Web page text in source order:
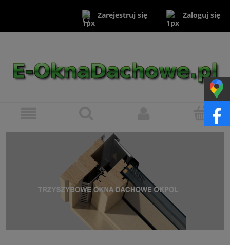
Zarejestruj się Zaloguj się